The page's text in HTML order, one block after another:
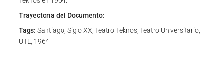
Trayectoria del Documento:
Tags: Santiago, Siglo XX, Teatro Teknos, Teatro Universitario,
UTE, 1964